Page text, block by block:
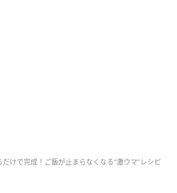
だけで完成！ご飯が止まらなくなる“激ウマ”レシピ